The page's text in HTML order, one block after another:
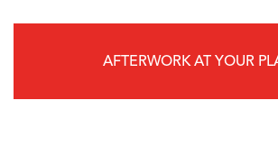
AFTERWORK AT YOUR